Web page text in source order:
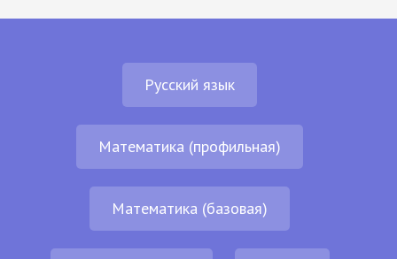
Русский язык
Математика (профильная)
Математика (базовая)